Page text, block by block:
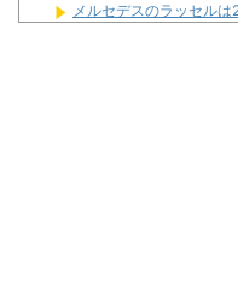
メルセデスのラッセル
質的な部分に集中できてい